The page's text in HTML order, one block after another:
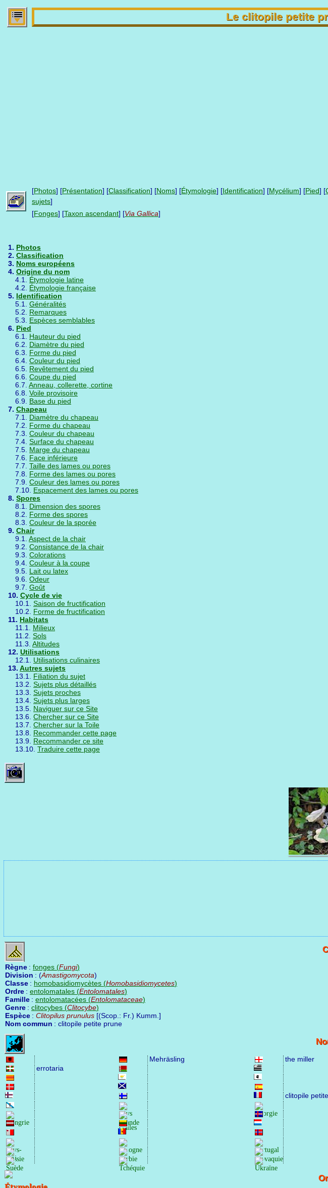
Le clitopile petite
[Photos] [Présentation] [Classification] [Noms] [Étymologie] [Identification] [Mycélium] [Pied] [
sujets]
[Fonges] [Taxon ascendant] [Via Gallica]
1. Photos
2. Classification
3. Noms européens
4. Origine du nom
4.1. Étymologie latine
4.2. Étymologie française
5. Identification
5.1. Généralités
5.2. Remarques
5.3. Espèces semblables
6. Pied
6.1. Hauteur du pied
6.2. Diamètre du pied
6.3. Forme du pied
6.4. Couleur du pied
6.5. Revêtement du pied
6.6. Coupe du pied
6.7. Anneau, collerette, cortine
6.8. Voile provisoire
6.9. Base du pied
7. Chapeau
7.1. Diamètre du chapeau
7.2. Forme du chapeau
7.3. Couleur du chapeau
7.4. Surface du chapeau
7.5. Marge du chapeau
7.6. Face inférieure
7.7. Taille des lames ou pores
7.8. Forme des lames ou pores
7.9. Couleur des lames ou pores
7.10. Espacement des lames ou pores
8. Spores
8.1. Dimension des spores
8.2. Forme des spores
8.3. Couleur de la sporée
9. Chair
9.1. Aspect de la chair
9.2. Consistance de la chair
9.3. Colorations
9.4. Couleur à la coupe
9.5. Lait ou latex
9.6. Odeur
9.7. Goût
10. Cycle de vie
10.1. Saison de fructification
10.2. Forme de fructification
11. Habitats
11.1. Milieux
11.2. Sols
11.3. Altitudes
12. Utilisations
12.1. Utilisations culinaires
13. Autres sujets
13.1. Filiation du sujet
13.2. Sujets plus détaillés
13.3. Sujets proches
13.4. Sujets plus larges
13.5. Naviguer sur ce Site
13.6. Chercher sur ce Site
13.7. Chercher sur la Toile
13.8. Recommander cette page
13.9. Recommander ce site
13.10. Traduire cette page
Règne : fonges (Fungi)
Division : (Amastigomycota)
Classe : homobasidiomycètes (Homobasidiomycetes)
Ordre : entolomatales (Entolomatales)
Famille : entolomatacées (Entolomataceae)
Genre : clitocybes (Clitocybe)
Espèce : Clitopilus prunulus [(Scop.: Fr.) Kumm.]
Nom commun : clitopile petite prune
Mehräsling
the miller
errotaria
clitopile